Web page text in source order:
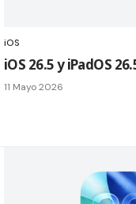
iOS
iOS 26.5 y iPadOS
11 Mayo 2026